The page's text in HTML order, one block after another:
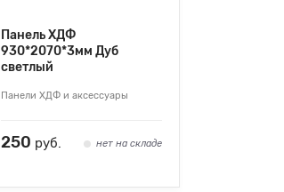
Панель ХДФ
930*2070*3мм Дуб
светлый
Панели ХДФ и аксессуары
250 руб. нет на складе